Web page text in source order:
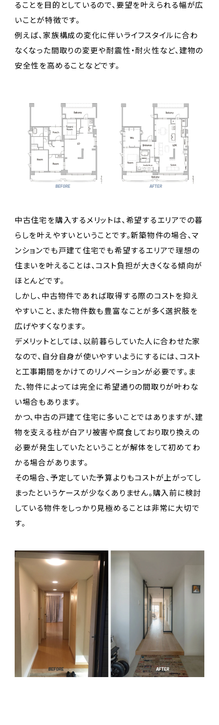
ることを目的としているので、要望を叶えられる幅が広
いことが特徴です。
例えば、家族構成の変化に伴いライフスタイルに合わ
なくなった間取りの変更や耐震性・耐火性など、建物の
安全性を高めることなどです。
中古住宅を購入するメリットは、希望するエリアでの暮
らしを叶えやすいということです。新築物件の場合、マ
ンションでも戸建て住宅でも希望するエリアで理想の
住まいを叶えることは、コスト負担が大きくなる傾向が
ほとんどです。
しかし、中古物件であれば取得する際のコストを抑え
やすいこと、また物件数も豊富なことが多く選択肢を
広げやすくなります。
デメリットとしては、以前暮らしていた人に合わせた家
なので、自分自身が使いやすいようにするには、コスト
と工事期間をかけてのリノベーションが必要です。ま
た、物件によっては完全に希望通りの間取りが叶わな
い場合もあります。
かつ、中古の戸建て住宅に多いことではありますが、建
物を支える柱が白アリ被害や腐食しており取り換えの
必要が発生していたということが解体をして初めてわ
かる場合があります。
その場合、予定していた予算よりもコストが上がってし
まったというケースが少なくありません。購入前に検討
している物件をしっかり見極めることは非常に大切で
す。